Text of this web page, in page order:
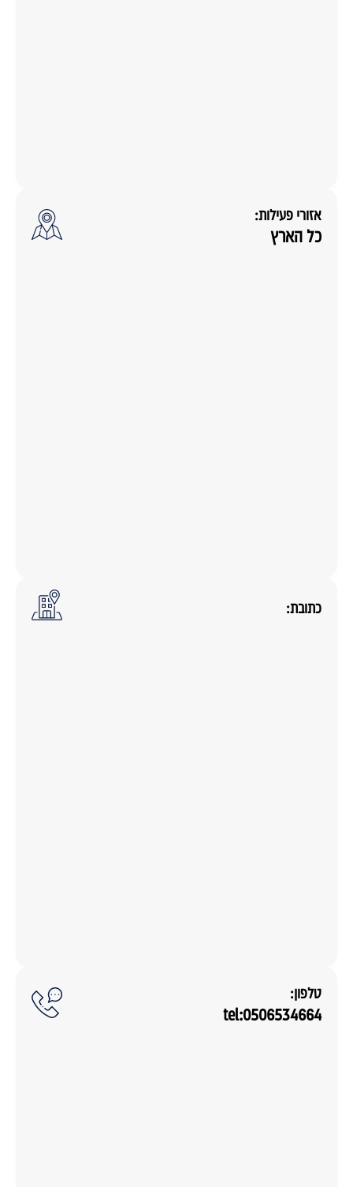
אזורי פעילות:
כל הארץ
כתובת:
טלפון:
tel:0506534664